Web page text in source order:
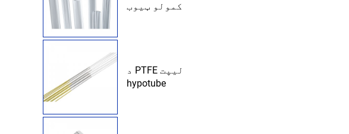
کمولو ټیوب
د PTFE لیپت
hypotube